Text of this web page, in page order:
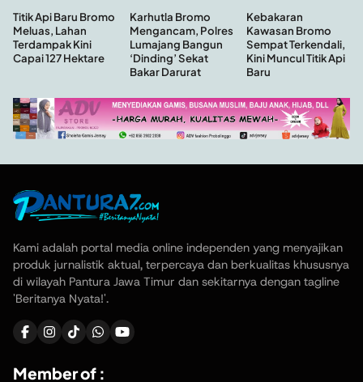
Titik Api Baru Bromo
Meluas, Lahan
Terdampak Kini
Capai 127 Hektare
Karhutla Bromo
Mengancam, Polres
Lumajang Bangun
‘Dinding’ Sekat
Bakar Darurat
Kebakaran
Kawasan Bromo
Sempat Terkendali,
Kini Muncul Titik Api
Baru
Kami adalah portal media online independen yang menyajikan
produk jurnalistik aktual, terpercaya dan berkualitas khususnya
di wilayah Pantura Jawa Timur dan sekitarnya dengan tagline
'Beritanya Nyata!'.
Member of :